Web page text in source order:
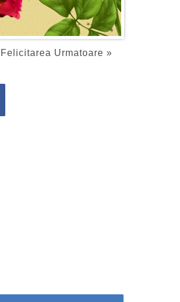
Felicitarea Urmatoare »